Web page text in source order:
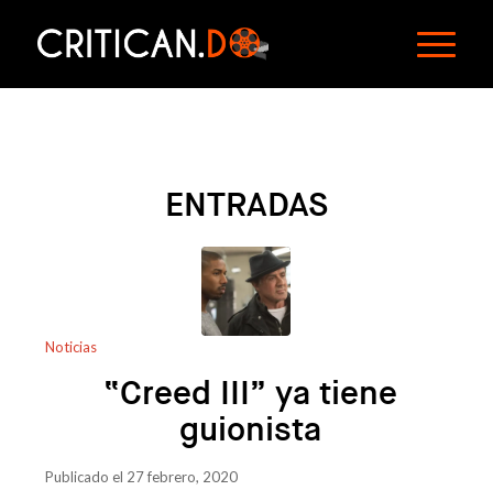
ENTRADAS
Noticias
“Creed III” ya tiene
guionista
Publicado el 27 febrero, 2020